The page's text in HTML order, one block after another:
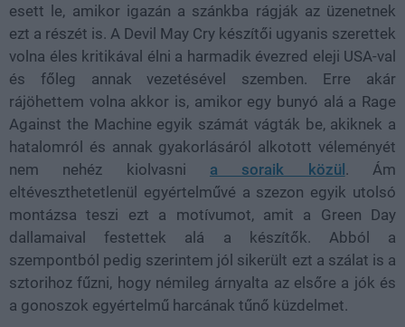
esett le, amikor igazán a szánkba rágják az üzenetnek
ezt a részét is. A Devil May Cry készítői ugyanis szerettek
volna éles kritikával élni a harmadik évezred eleji USA-val
és főleg annak vezetésével szemben. Erre akár
rájöhettem volna akkor is, amikor egy bunyó alá a Rage
Against the Machine egyik számát vágták be, akiknek a
hatalomról és annak gyakorlásáról alkotott véleményét
nem nehéz kiolvasni a soraik közül. Ám
eltéveszthetetlenül egyértelművé a szezon egyik utolsó
montázsa teszi ezt a motívumot, amit a Green Day
dallamaival festettek alá a készítők. Abból a
szempontból pedig szerintem jól sikerült ezt a szálat is a
sztorihoz fűzni, hogy némileg árnyalta az elsőre a jók és
a gonoszok egyértelmű harcának tűnő küzdelmet.